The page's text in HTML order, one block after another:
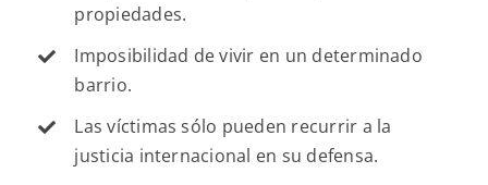
propiedades.
Imposibilidad de vivir en un determinado
barrio.
Las víctimas sólo pueden recurrir a la
justicia internacional en su defensa.